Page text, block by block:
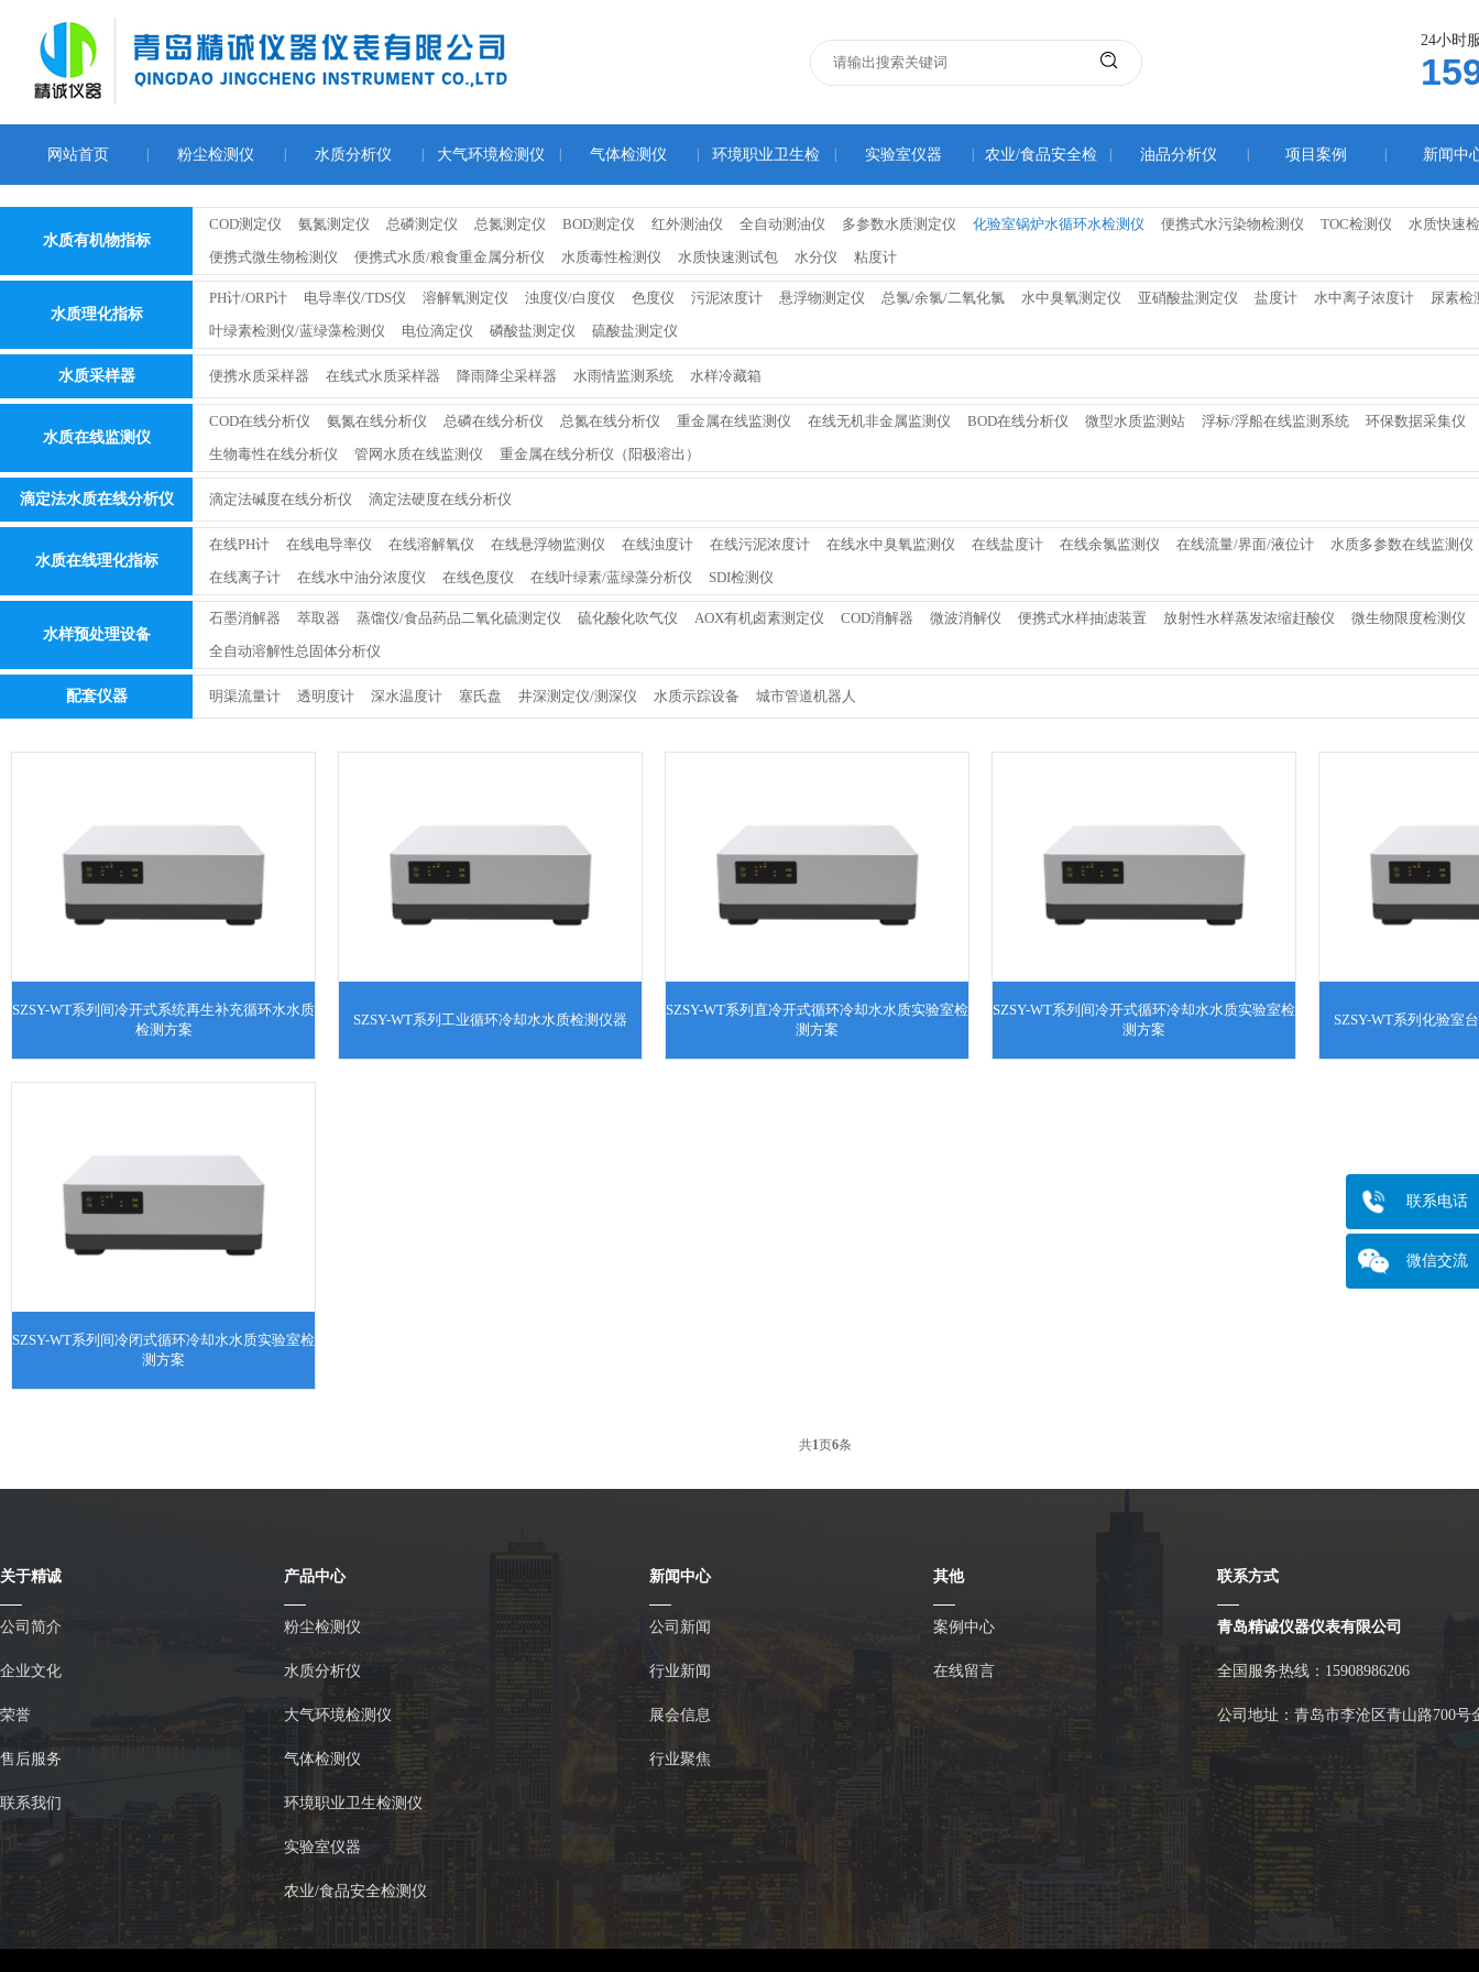
24小时
网站首页 粉尘检测仪 水质分析仪 大气环境检测仪 气体检测仪 环境职业卫生检
测仪
实验室仪器 农业/食品安全检
测仪
油品分析仪 项目案例 新闻中
水质有机物指标
COD测定仪 氨氮测定仪 总磷测定仪 总氮测定仪 BOD测定仪 红外测油仪 全自动测油仪 多参数水质测定仪 化验室锅炉水循环水检测仪 便携式水污染物检测仪 TOC检测仪
水质快速
便携式微生物检测仪
便携式水质/粮食重金属分析仪 水质毒性检测仪 水质快速测试包 水分仪 粘度计
水质理化指标
PH计/ORP计 电导率仪/TDS仪 溶解氧测定仪 浊度仪/白度仪 色度仪 污泥浓度计 悬浮物测定仪 总氯/余氯/二氧化氯 水中臭氧测定仪 亚硝酸盐测定仪 盐度计 水中离子浓度计
尿素检
叶绿素检测仪/蓝绿藻检测仪
电位滴定仪 磷酸盐测定仪 硫酸盐测定仪
水质采样器 便携水质采样器 在线式水质采样器 降雨降尘采样器 水雨情监测系统 水样冷藏箱
水质在线监测仪
COD在线分析仪 氨氮在线分析仪 总磷在线分析仪 总氮在线分析仪 重金属在线监测仪 在线无机非金属监测仪 BOD在线分析仪 微型水质监测站 浮标/浮船在线监测系统
环保数据采集仪
生物毒性在线分析仪
管网水质在线监测仪 重金属在线分析仪（阳极溶出）
滴定法水质在线分析仪 滴定法碱度在线分析仪 滴定法硬度在线分析仪
水质在线理化指标
在线PH计 在线电导率仪 在线溶解氧仪 在线悬浮物监测仪 在线浊度计 在线污泥浓度计 在线水中臭氧监测仪 在线盐度计 在线余氯监测仪 在线流量/界面/液位计
水质多参数在线监测仪
在线离子计
在线水中油分浓度仪 在线色度仪 在线叶绿素/蓝绿藻分析仪 SDI检测仪
水样预处理设备
石墨消解器 萃取器 蒸馏仪/食品药品二氧化硫测定仪 硫化酸化吹气仪 AOX有机卤素测定仪 COD消解器 微波消解仪 便携式水样抽滤装置 放射性水样蒸发浓缩赶酸仪
微生物限度检测仪
全自动溶解性总固体分析仪
配套仪器 明渠流量计 透明度计 深水温度计 塞氏盘 井深测定仪/测深仪 水质示踪设备 城市管道机器人
SZSY-WT系列间冷开式系统再生补充循环水水质
检测方案
SZSY-WT系列工业循环冷却水水质检测仪器
SZSY-WT系列直冷开式循环冷却水水质实验室检
测方案
SZSY-WT系列间冷开式循环冷却水水质实验室检
测方案
SZSY-WT系列化验室
SZSY-WT系列间冷闭式循环冷却水水质实验室检
测方案
共1页6条
关于精诚
公司简介
企业文化
荣誉
售后服务
联系我们
产品中心
粉尘检测仪
水质分析仪
大气环境检测仪
气体检测仪
环境职业卫生检测仪
实验室仪器
农业/食品安全检测仪
新闻中心
公司新闻
行业新闻
展会信息
行业聚焦
其他
案例中心
在线留言
联系方式
青岛精诚仪器仪表有限公司
全国服务热线：15908986206
公司地址：青岛市李沧区青山路700号
联系电话
微信交流